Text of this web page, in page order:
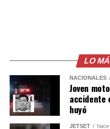
Vial, entre el 1 de enero y
registrado 13,494
invasión de carril, el no
prioritarias, no guardar la
velocidad inadecuada.
LO
NACIONALES
Joven
accidente
huyó
JETSET